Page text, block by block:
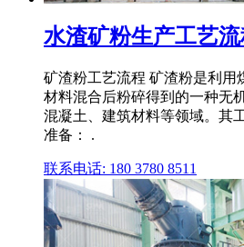
水渣矿粉生产工艺
矿渣粉工艺流程 矿渣粉是利用
材料混合后粉碎得到的一种无
混凝土、建筑材料等领域。其
准备： .
联系电话: 180 3780 8511